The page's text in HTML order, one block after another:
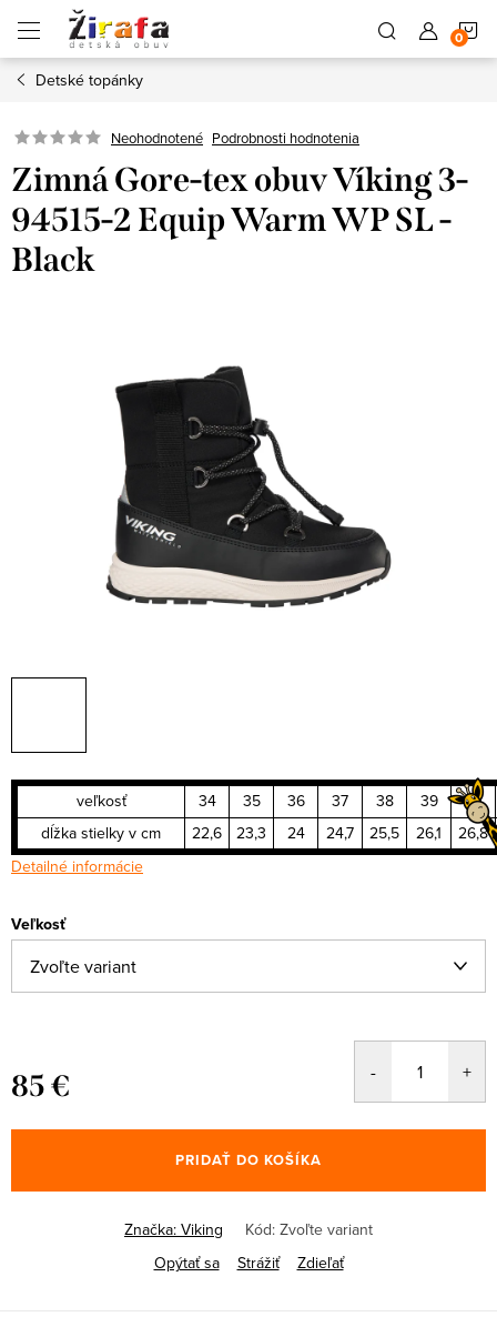
obsah
Detské topánky
Neohodnotené Podrobnosti hodnotenia
Zimná Gore-tex obuv Víking 3-
94515-2 Equip Warm WP SL -
Black
veľkosť 34 35 36 37 38 39
40
dĺžka stielky v cm
22,6 23,3 24 24,7 25,5 26,1
26,8
Detailné informácie
Veľkosť
85 €
cena:
PRIDAŤ DO KOŠÍKA
Značka: Viking Kód: Zvoľte variant
Opýtať sa
Strážiť Zdieľať